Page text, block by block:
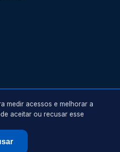
. Todos os direitos reservados.
medir acessos e melhorar a
aceitar ou recusar esse